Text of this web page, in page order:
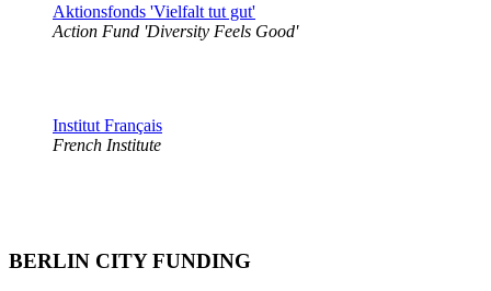
Aktionsfonds 'Vielfalt tut gut'
Action Fund 'Diversity Feels Good'
Institut Français
French Institute
BERLIN CITY FUNDING